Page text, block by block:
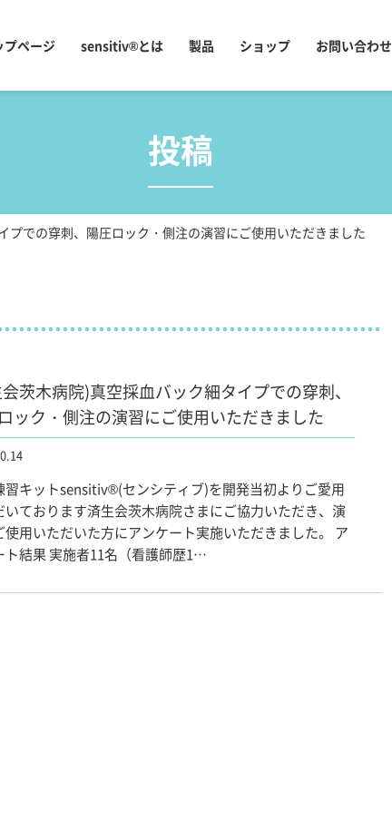
プページ sensitiv®とは 製品 ショップ お問い合わせ
投稿
プでの穿刺、陽圧ロック・側注の演習にご使用いただきました
茨木病院)真空採血バック細タイプでの穿刺、
ック・側注の演習にご使用いただきました
習キットsensitiv®(センシティブ)を開発当初よりご愛用
いております済生会茨木病院さまにご協力いただき、演
使用いただいた方にアンケート実施いただきました。 ア
ト結果 実施者11名（看護師歴1…